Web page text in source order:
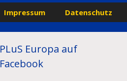
Impressum Datenschutz
PLuS Europa auf
Facebook